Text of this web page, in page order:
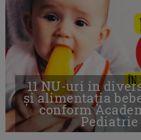
11 NU-uri in
și alimentația
conform
Pediatrie